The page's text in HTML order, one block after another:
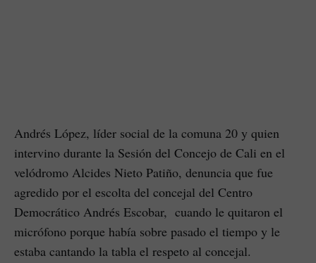
Andrés López, líder social de la comuna 20 y quien
intervino durante la Sesión del Concejo de Cali en el
velódromo Alcides Nieto Patiño, denuncia que fue
agredido por el escolta del concejal del Centro
Democrático Andrés Escobar, cuando le quitaron el
micrófono porque había sobre pasado el tiempo y le
estaba cantando la tabla el respeto al concejal.